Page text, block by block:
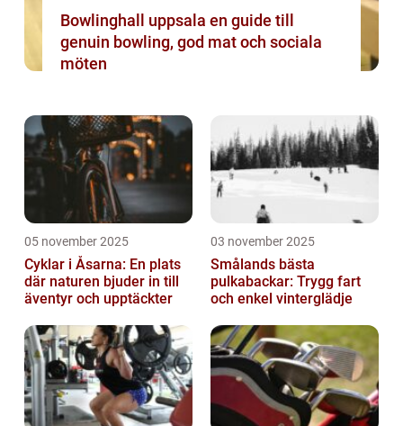
Bowlinghall uppsala en guide till
genuin bowling, god mat och sociala
möten
05 november 2025
Cyklar i Åsarna: En plats
där naturen bjuder in till
äventyr och upptäckter
03 november 2025
Smålands bästa
pulkabackar: Trygg fart
och enkel vinterglädje